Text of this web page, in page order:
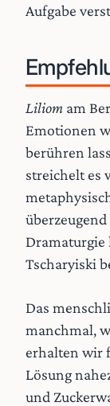
Aufgabe
Liliom am
Emotionen
berühren
streichelt es
Tscharyiski
Das
manchmal,
erhalten wir
Lösung
und